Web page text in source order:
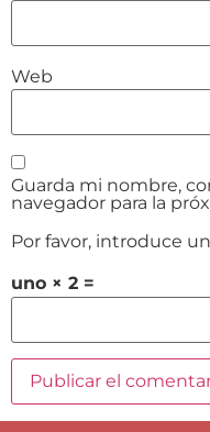
Web
Guarda mi nombre,
navegador para la
Por favor, introduce
uno × 2 =